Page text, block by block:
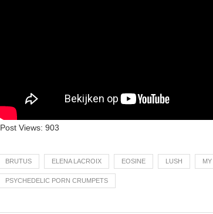
Post Views: 903
BRUTUS ELENA LACROIX EOSINE LUSH
PSYCHEDELIC PORN CRUMPETS